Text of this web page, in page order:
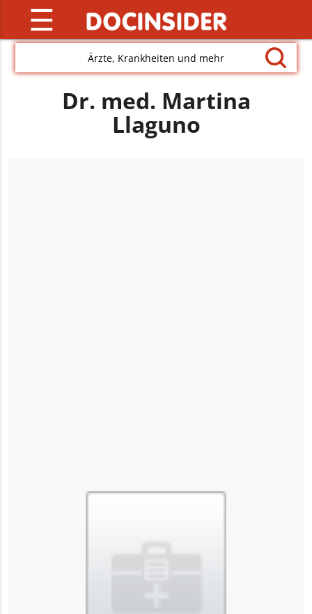
☰
Ärzte, Krankheiten und mehr
Dr. med. Martina
Llaguno